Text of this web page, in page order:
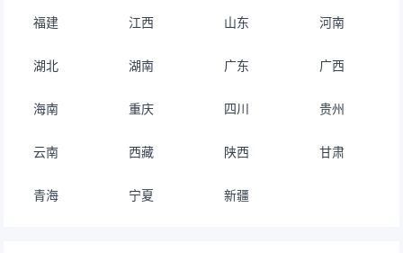
福建 江西 山东 河南
湖北 湖南 广东 广西
海南 重庆 四川 贵州
云南 西藏 陕西 甘肃
青海 宁夏 新疆